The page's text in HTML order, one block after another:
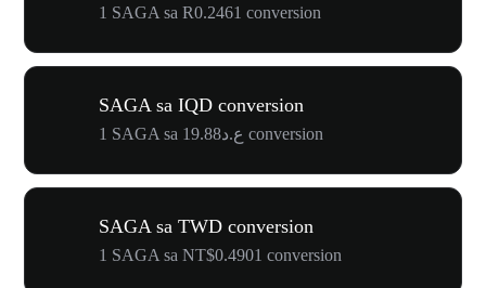
1 SAGA sa R0.2461 conversion
SAGA sa IQD conversion
1 SAGA sa ع.د19.88 conversion
SAGA sa TWD conversion
1 SAGA sa NT$0.4901 conversion